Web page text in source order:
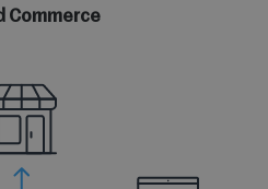
Commerce